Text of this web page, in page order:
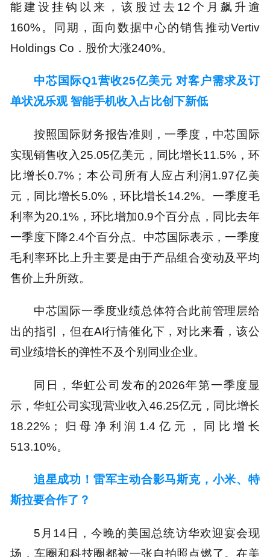
能建设挂钩以来，该股过去12个月飙升逾
160%。同期，面向数据中心的销售推动Vertiv
Holdings Co．股价大涨240%。
中芯国际Q1营收25亿美元 对客户需求及订
单状况乐观 智能手机收入占比创下新低
按照国际财务报告准则，一季度，中芯国际
实现销售收入25.05亿美元，同比增长11.5%，环
比增长0.7%；本公司所有人应占利润1.97亿美
元，同比增长5.0%，环比增长14.2%。一季度毛
利率为20.1%，环比增加0.9个百分点，同比去年
一季度下降2.4个百分点。中芯国际表示，一季度
毛利率环比上升主要是由于产品组合变动及平均
售价上升所致。
中芯国际一季度业绩总体符合此前管理层给
出的指引，但在AI行情催化下，对比来看，该公
司业绩增长的弹性不及个别同业企业。
同日，华虹公司发布的2026年第一季度显
示，华虹公司实现营业收入46.25亿元，同比增长
18.22%；归母净利润1.4亿元，同比增长
513.10%。
追星成功！雷军主动合影马斯克，小米、特
斯拉要合作了？
5月14日，今晚的美国总统访华欢迎宴会现
场，车圈和科技圈都被一张自拍照点燃了。在美